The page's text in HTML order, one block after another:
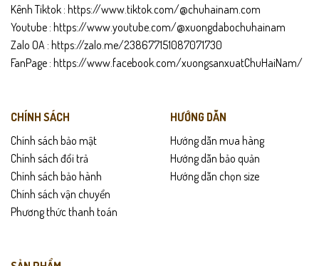
Kênh Tiktok : https://www.tiktok.com/@chuhainam.com
Youtube : https://www.youtube.com/@xuongdabochuhainam
Zalo OA : https://zalo.me/238677151087071730
FanPage : https://www.facebook.com/xuongsanxuatChuHaiNam/
CHÍNH SÁCH
Chính sách bảo mật
Chính sách đổi trả
Chính sách bảo hành
Chính sách vận chuyển
Phương thức thanh toán
HƯỚNG DẪN
Hướng dẫn mua hàng
Hướng dẫn bảo quản
Hướng dẫn chọn size